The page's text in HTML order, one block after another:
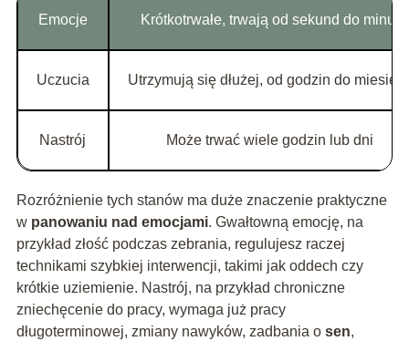
Emocje Krótkotrwałe, trwają od sekund do minut
Uczucia Utrzymują się dłużej, od godzin do
Nastrój Może trwać wiele godzin lub dni
Rozróżnienie tych stanów ma duże znaczenie praktyczne
w panowaniu nad emocjami. Gwałtowną emocję, na
przykład złość podczas zebrania, regulujesz raczej
technikami szybkiej interwencji, takimi jak oddech czy
krótkie uziemienie. Nastrój, na przykład chroniczne
zniechęcenie do pracy, wymaga już pracy
długoterminowej, zmiany nawyków, zadbania o sen,